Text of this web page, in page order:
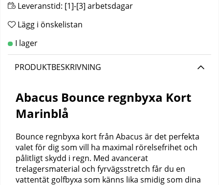
Leveranstid: [1]-[3] arbetsdagar
Lägg i önskelistan
PRODUKTBESKRIVNING
Abacus Bounce regnbyxa Kort
Marinblå
Bounce regnbyxa kort från Abacus är det perfekta
valet för dig som vill ha maximal rörelsefrihet och
pålitligt skydd i regn. Med avancerat
trelagersmaterial och fyrvägsstretch får du en
vattentät golfbyxa som känns lika smidig som dina